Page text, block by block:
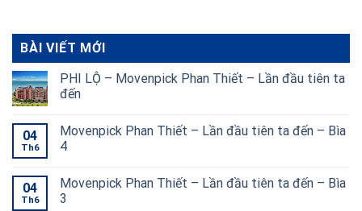
BÀI VIẾT MỚI
PHI LỘ – Movenpick Phan Thiết – Lần đầu tiên ta
đến
04
Th6
Movenpick Phan Thiết – Lần đầu tiên ta đến – Bìa
4
04
Th6
Movenpick Phan Thiết – Lần đầu tiên ta đến – Bìa
3